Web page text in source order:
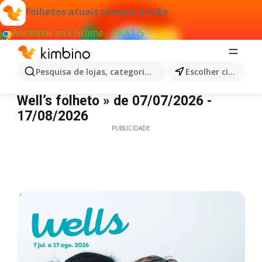
Folhetos atuais sempre à mão
Adicionar ao Chrome - GRÁTIS
Pesquisa de lojas, categorias,produtos... Escolher cidade
Well’s folheto
Well’s folheto » de 07/07/2026 -
17/08/2026
PUBLICIDADE